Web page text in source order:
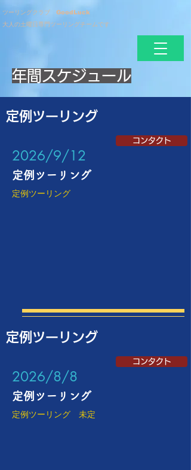
ツーリングクラブ GoodLuck
大人の土曜日専門ツーリングチームです
年間スケジュール
定例ツーリング
​2026/9/12
コンタクト
定例ツーリング
定例ツーリング
定例ツーリング
​2026/8/8
コンタクト
定例ツーリング
定例ツーリング 未定